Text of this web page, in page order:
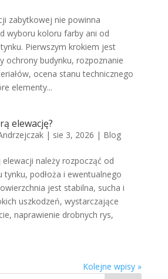
zabytkowej nie powinna
wyboru koloru farby ani od
Pierwszym krokiem jest
ochrony budynku, rozpoznanie
ocena stanu technicznego
elementy...
elewację?
| sie 3, 2026 | Blog
należy rozpocząć od
tynku, podłoża i ewentualnego
jest stabilna, sucha i
uszkodzeń, wystarczające
naprawienie drobnych rys,
Kolejne wpisy »